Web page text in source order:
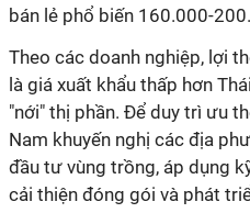
bán lẻ phổ biến 160.000-
Theo các doanh nghiệp, lợi
là giá xuất khẩu thấp hơn
"nới" thị phần. Để duy trì ưu
Nam khuyến nghị các địa
đầu tư vùng trồng, áp dụng
cải thiện đóng gói và phát